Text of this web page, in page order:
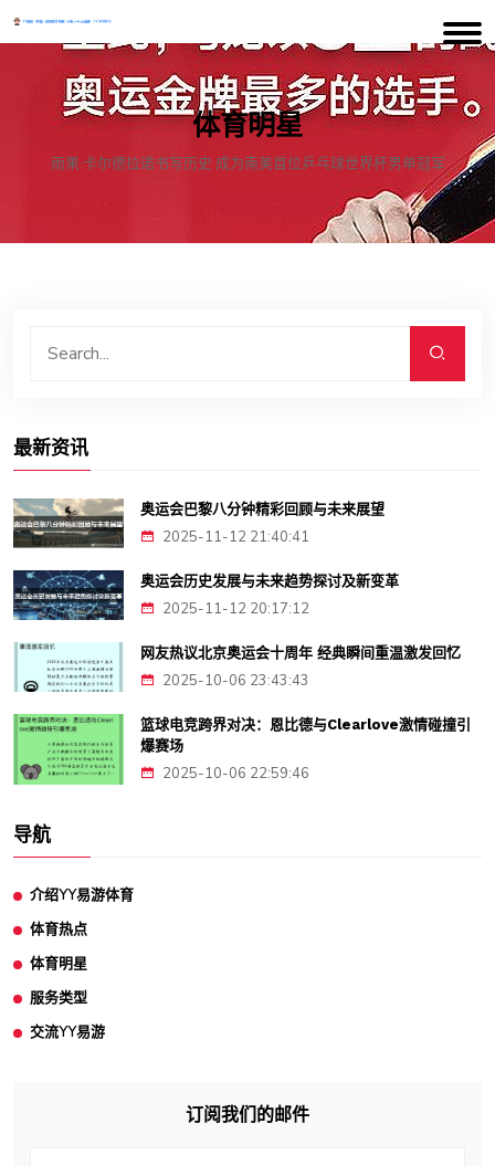
体育明星
雨果·卡尔德拉诺书写历史 成为南美首位乒乓球世界杯男单冠军
最新资讯
奥运会巴黎八分钟精彩回顾与未来展望
2025-11-12 21:40:41
奥运会历史发展与未来趋势探讨及新变革
2025-11-12 20:17:12
网友热议北京奥运会十周年 经典瞬间重温激发回忆
2025-10-06 23:43:43
篮球电竞跨界对决：恩比德与Clearlove激情碰撞引
爆赛场
2025-10-06 22:59:46
导航
介绍YY易游体育
体育热点
体育明星
服务类型
交流YY易游
订阅我们的邮件